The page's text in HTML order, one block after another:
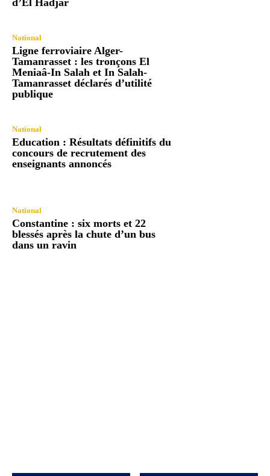
National
Ligne ferroviaire Alger-
Tamanrasset : les tronçons El
Meniaâ-In Salah et In Salah-
Tamanrasset déclarés d’utilité
publique
National
Education : Résultats définitifs du
concours de recrutement des
enseignants annoncés
National
Constantine : six morts et 22
blessés après la chute d’un bus
dans un ravin